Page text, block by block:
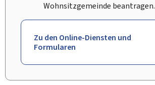
Wohnsitzgemeinde beantragen.
Zu den Online-Diensten und
Formularen